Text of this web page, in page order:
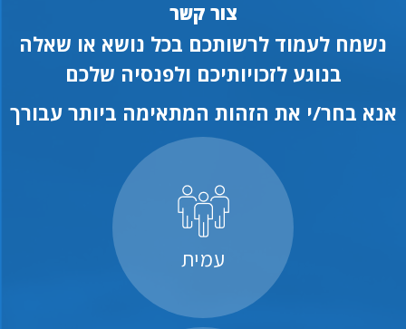
צור קשר
נשמח לעמוד לרשותכם בכל נושא או שאלה
בנוגע לזכויותיכם ולפנסיה שלכם
אנא בחר/י את הזהות המתאימה ביותר עבורך
עמית